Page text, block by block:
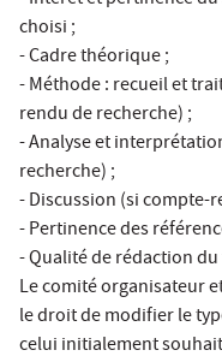
choisi ;
- Cadre théorique ;
- Méthode : recueil et
rendu de recherche) ;
- Analyse et
recherche) ;
- Discussion (si compte-
- Pertinence des
- Qualité de rédaction
Le comité organisateur
le droit de modifier le
celui initialement